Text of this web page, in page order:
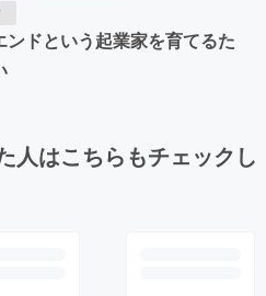
ドという起業家を育てるた
人はこちらもチェックし